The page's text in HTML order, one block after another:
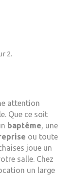
2.
attention
Que ce soit
baptême, une
ou toute
joue un
salle. Chez
un large